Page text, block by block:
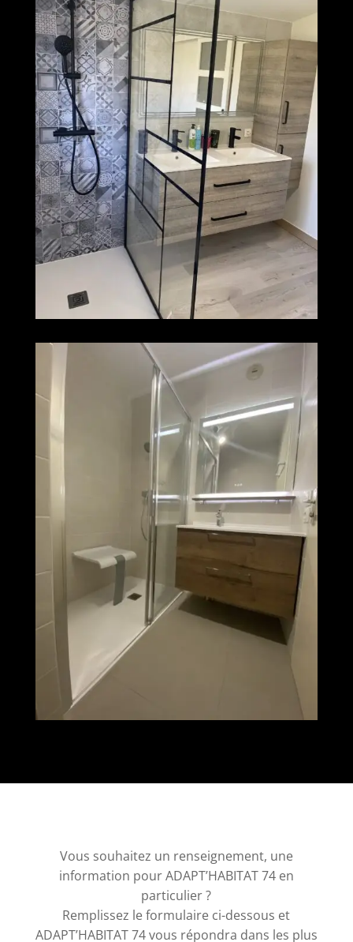
Vous souhaitez un renseignement, une
information pour ADAPT’HABITAT 74 en
particulier ?
Remplissez le formulaire ci-dessous et
ADAPT’HABITAT 74 vous répondra dans les plus